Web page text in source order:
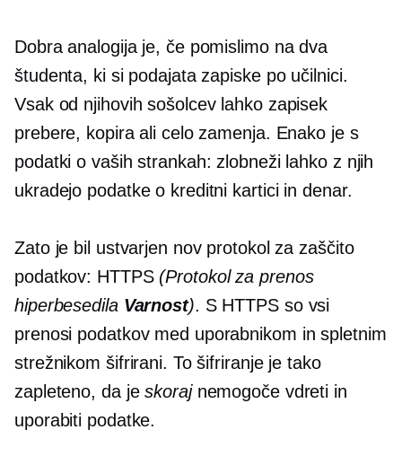
Dobra analogija je, če pomislimo na dva
študenta, ki si podajata zapiske po učilnici.
Vsak od njihovih sošolcev lahko zapisek
prebere, kopira ali celo zamenja. Enako je s
podatki o vaših strankah: zlobneži lahko z njih
ukradejo podatke o kreditni kartici in denar.
Zato je bil ustvarjen nov protokol za zaščito
podatkov: HTTPS (Protokol za prenos
hiperbesedila Varnost). S HTTPS so vsi
prenosi podatkov med uporabnikom in spletnim
strežnikom šifrirani. To šifriranje je tako
zapleteno, da jeskorajnemogoče vdreti in
uporabiti podatke.